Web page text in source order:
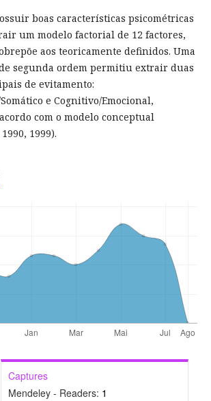
boas características psicométricas
um modelo factorial de 12 factores,
aos teoricamente definidos. Uma
segunda ordem permitiu extrair duas
de evitamento:
e Cognitivo/Emocional,
com o modelo conceptual
1999).
Captures
Mendeley - Readers: 1